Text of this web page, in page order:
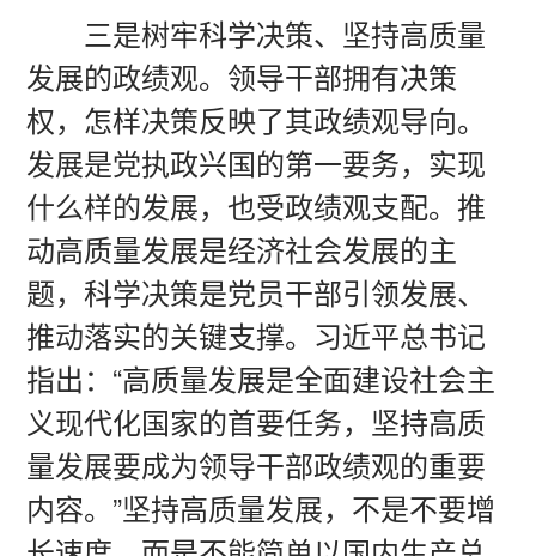
三是树牢科学决策、坚持高质量
发展的政绩观。领导干部拥有决策
权，怎样决策反映了其政绩观导向。
发展是党执政兴国的第一要务，实现
什么样的发展，也受政绩观支配。推
动高质量发展是经济社会发展的主
题，科学决策是党员干部引领发展、
推动落实的关键支撑。习近平总书记
指出：“高质量发展是全面建设社会主
义现代化国家的首要任务，坚持高质
量发展要成为领导干部政绩观的重要
内容。”坚持高质量发展，不是不要增